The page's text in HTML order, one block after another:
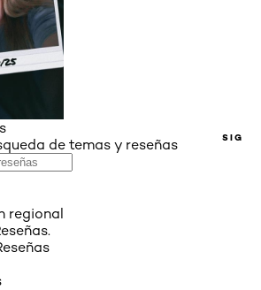
de temas y reseñas
regional